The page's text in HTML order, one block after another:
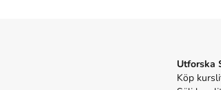
Utforska
Köp